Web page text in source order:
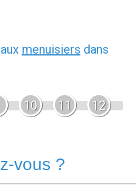
aux menuisiers dans
10 11 12
vous ?